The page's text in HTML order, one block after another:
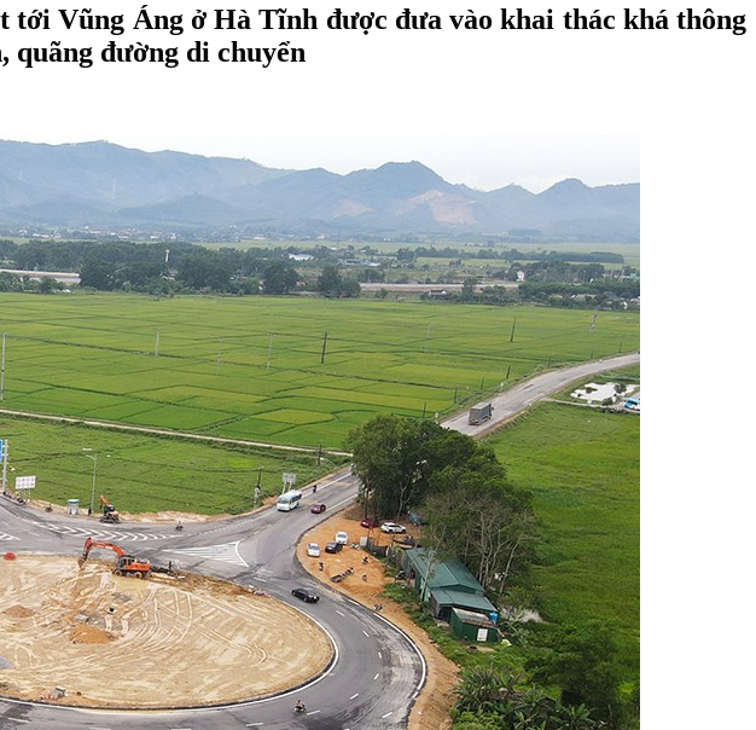
Vũng Áng ở Hà Tĩnh được đưa vào khai thác khá thông
đường di chuyển